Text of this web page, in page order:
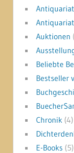
Antiquariat
Auktionen
Beliebte
Bestseller
Chronik(4)
E-Books(5)